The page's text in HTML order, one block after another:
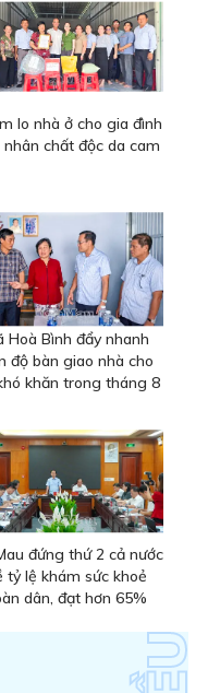
lo nhà ở cho gia đình
nhân chất độc da cam
Hoà Bình đẩy nhanh
độ bàn giao nhà cho
khăn trong tháng 8
đứng thứ 2 cả nước
tỷ lệ khám sức khoẻ
dân, đạt hơn 65%